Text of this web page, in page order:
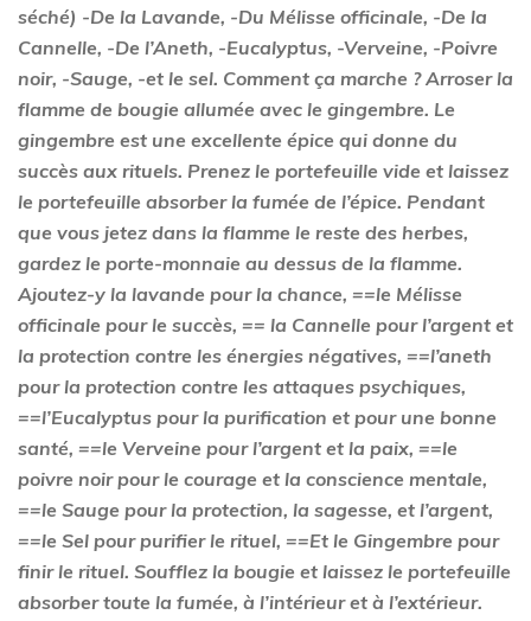
séché) -De la Lavande, -Du Mélisse officinale, -De la
Cannelle, -De l’Aneth, -Eucalyptus, -Verveine, -Poivre
noir, -Sauge, -et le sel. Comment ça marche ? Arroser la
flamme de bougie allumée avec le gingembre. Le
gingembre est une excellente épice qui donne du
succès aux rituels. Prenez le portefeuille vide et laissez
le portefeuille absorber la fumée de l’épice. Pendant
que vous jetez dans la flamme le reste des herbes,
gardez le porte-monnaie au dessus de la flamme.
Ajoutez-y la lavande pour la chance, ==le Mélisse
officinale pour le succès, == la Cannelle pour l’argent et
la protection contre les énergies négatives, ==l’aneth
pour la protection contre les attaques psychiques,
==l’Eucalyptus pour la purification et pour une bonne
santé, ==le Verveine pour l’argent et la paix, ==le
poivre noir pour le courage et la conscience mentale,
==le Sauge pour la protection, la sagesse, et l’argent,
==le Sel pour purifier le rituel, ==Et le Gingembre pour
finir le rituel. Soufflez la bougie et laissez le portefeuille
absorber toute la fumée, à l’intérieur et à l’extérieur.